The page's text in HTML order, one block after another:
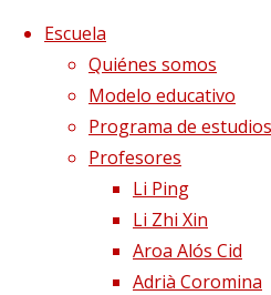
Saltar al contenido
Escuela
Quiénes somos
Modelo educativo
Programa de
Profesores
Li Ping
Li Zhi Xin
Aroa Alós Cid
Adrià Coromina